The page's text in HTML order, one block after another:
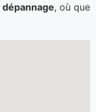
dépannage, où que